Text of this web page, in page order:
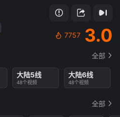
7757 3.0
全部
大陆5线
48个视频
大陆6线
48个视频
全部